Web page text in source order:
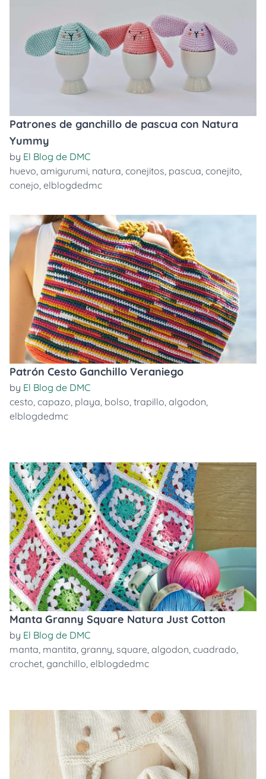
Patrones de ganchillo de pascua con Natura
Yummy
by El Blog de DMC
huevo, amigurumi, natura, conejitos, pascua, conejito,
conejo, elblogdedmc
Patrón Cesto Ganchillo Veraniego
by El Blog de DMC
cesto, capazo, playa, bolso, trapillo, algodon,
elblogdedmc
Manta Granny Square Natura Just Cotton
by El Blog de DMC
manta, mantita, granny, square, algodon, cuadrado,
crochet, ganchillo, elblogdedmc